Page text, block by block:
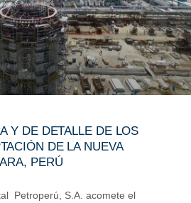
Y DE DETALLE DE LOS
DE LA NUEVA
PERÚ
Petroperú, S.A. acomete el